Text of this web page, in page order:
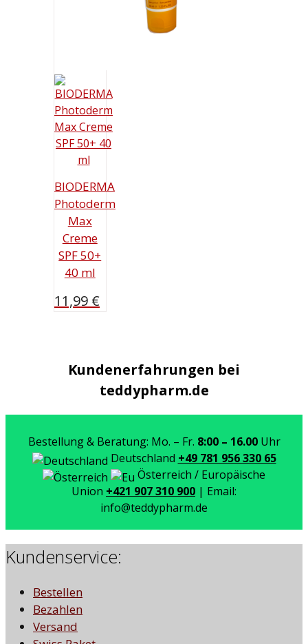
BIODERMA
Photoderm
Max
Creme
SPF 50+
40 ml
11,99 €
Kundenerfahrungen bei
teddypharm.de
Bestellung & Beratung: Mo. – Fr. 8:00 – 16.00Uhr
Deutschland +49 781 956 330 65
Österreich / Europäische
Union +421 907 310 900 | Email:
info@teddypharm.de
Kundenservice:
Bestellen
Bezahlen
Versand